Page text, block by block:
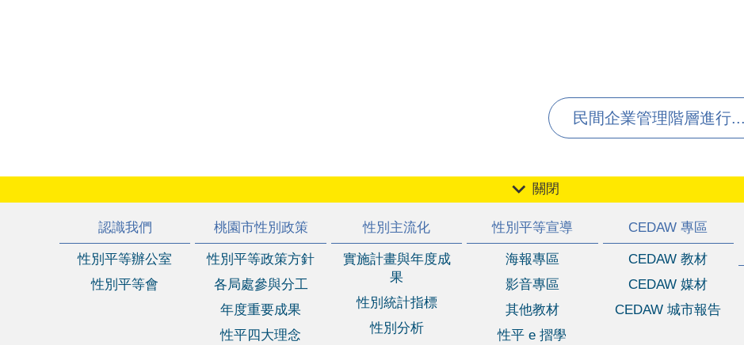
民間企業管理階層進行...
關閉
認識我們
性別平等辦公室
性別平等會
桃園市性別政策
性別平等政策方針
各局處參與分工
年度重要成果
性平四大理念
性別主流化
實施計畫與年度成
果
性別統計指標
性別分析
性別平等宣導
海報專區
影音專區
其他教材
性平 e 摺學
CEDAW 專區
CEDAW 教材
CEDAW 媒材
CEDAW 城市報告